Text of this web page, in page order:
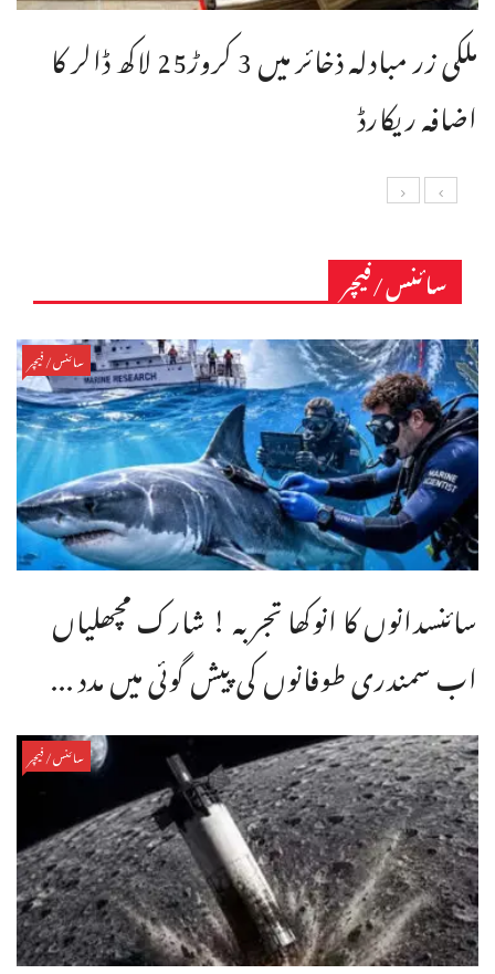
ملکی زر مبادلہ ذخائر میں 3 کروڑ25 لاکھ ڈالر کا
اضافہ ریکارڈ
سائنس/فیچر
سائنس/فیچر
سائنسدانوں کا انوکھا تجربہ ! شارک مچھلیاں
اب سمندری طوفانوں کی پیش گوئی میں مدد ...
سائنس/فیچر